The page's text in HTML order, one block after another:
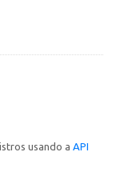
usando a API